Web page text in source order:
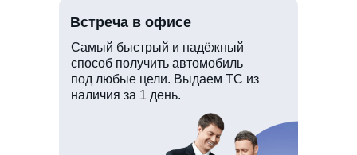
Самый быстрый и надёжный
способ получить автомобиль
под любые цели. Выдаем ТС из
наличия за 1 день.
Встреча в офисе